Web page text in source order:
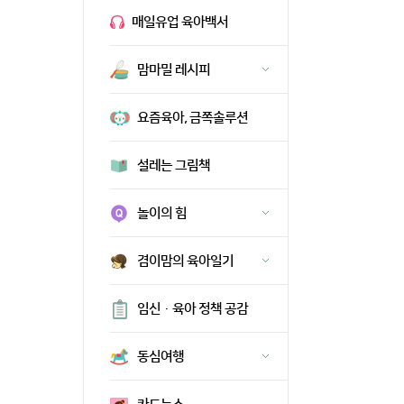
매일유업 육아백서
맘마밀 레시피
요즘육아, 금쪽솔루션
설레는 그림책
놀이의 힘
겸이맘의 육아일기
임신·육아 정책 공감
동심여행